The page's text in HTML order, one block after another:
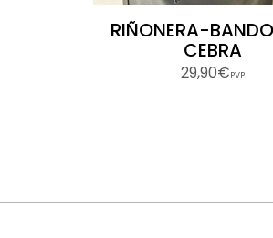
RIÑONERA-
CEBRA
29,90€PVP